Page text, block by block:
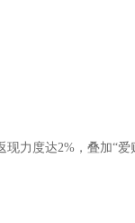
力度达2%，叠加“爱